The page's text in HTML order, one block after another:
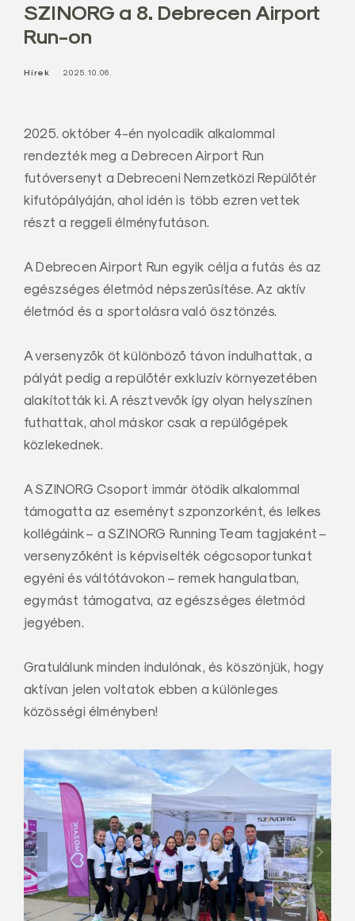
a
l
r
.
SZINORG a 8. Debrecen Airport
Run-on
Hírek 2025.10.06.
2025. október 4-én nyolcadik alkalommal
rendezték meg a Debrecen Airport Run
futóversenyt a Debreceni Nemzetközi Repülőtér
kifutópályáján, ahol idén is több ezren vettek
részt a reggeli élményfutáson.
A Debrecen Airport Run egyik célja a futás és az
egészséges életmód népszerűsítése. Az aktív
életmód és a sportolásra való ösztönzés.
A versenyzők öt különböző távon indulhattak, a
pályát pedig a repülőtér exkluzív környezetében
alakították ki. A résztvevők így olyan helyszínen
futhattak, ahol máskor csak a repülőgépek
közlekednek.
A SZINORG Csoport immár ötödik alkalommal
támogatta az eseményt szponzorként, és lelkes
kollégáink – a SZINORG Running Team tagjaként –
versenyzőként is képviselték cégcsoportunkat
egyéni és váltótávokon – remek hangulatban,
egymást támogatva, az egészséges életmód
jegyében.
Gratulálunk minden indulónak, és köszönjük, hogy
aktívan jelen voltatok ebben a különleges
közösségi élményben!